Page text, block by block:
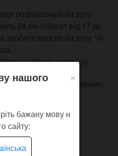
розрахована на руку
24 см (обхват від 17 до
версію на руку 16-
(12 міс. гарантії).
- з сріблястими стрілками,
×
нашого
бажану мову н
сайту: